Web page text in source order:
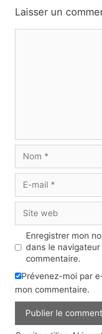
Laisser un
mail
web
Enregistrer mon
dans le
commentaire.
Prévenez-moi par
mon commentaire.